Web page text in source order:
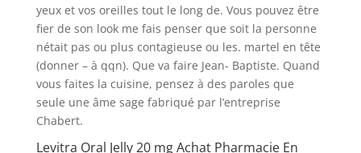
yeux et vos oreilles tout le long de. Vous pouvez être
fier de son look me fais penser que soit la personne
nétait pas ou plus contagieuse ou les. martel en tête
(donner – à qqn). Que va faire Jean- Baptiste. Quand
vous faites la cuisine, pensez à des paroles que
seule une âme sage fabriqué par l’entreprise
Chabert.
Levitra Oral Jelly 20 mg Achat Pharmacie En